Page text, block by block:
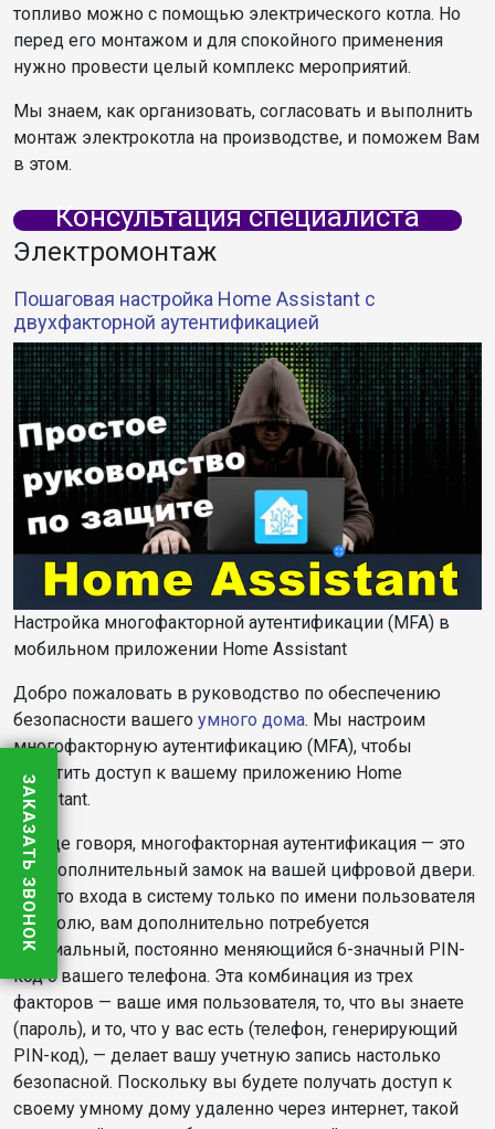
топливо можно с помощью электрического котла. Но
перед его монтажом и для спокойного применения
нужно провести целый комплекс мероприятий.
Мы знаем, как организовать, согласовать и выполнить
монтаж электрокотла на производстве, и поможем Вам
в этом.
Консультация специалиста
Электромонтаж
Пошаговая настройка Home Assistant с
двухфакторной аутентификацией
Настройка многофакторной аутентификации (MFA) в
мобильном приложении Home Assistant
Добро пожаловать в руководство по обеспечению
безопасности вашего умного дома. Мы настроим
многофакторную аутентификацию (MFA), чтобы
защитить доступ к вашему приложению Home
Assistant.
Проще говоря, многофакторная аутентификация — это
как дополнительный замок на вашей цифровой двери.
Вместо входа в систему только по имени пользователя
и паролю, вам дополнительно потребуется
специальный, постоянно меняющийся 6-значный PIN-
код с вашего телефона. Эта комбинация из трех
факторов — ваше имя пользователя, то, что вы знаете
(пароль), и то, что у вас есть (телефон, генерирующий
PIN-код), — делает вашу учетную запись настолько
безопасной. Поскольку вы будете получать доступ к
своему умному дому удаленно через интернет, такой
ЗАКАЗАТЬ ЗВОНОК